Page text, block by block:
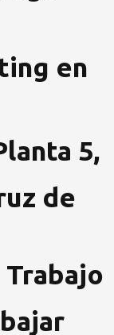
en
5,
de